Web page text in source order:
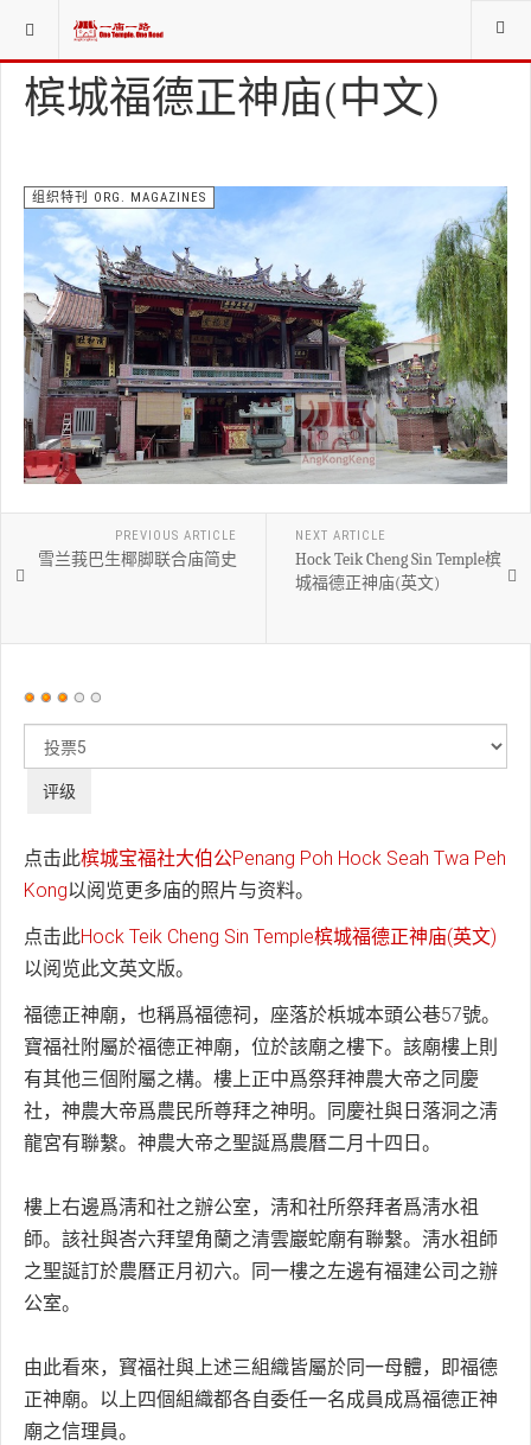
当前位置： 资料库LIBRARIES
槟城福德正神庙(中文)
组织特刊 ORG. MAGAZINES
PREVIOUS ARTICLE
雪兰莪巴生椰脚联合庙简史
NEXT ARTICLE
Hock Teik Cheng Sin Temple槟
城福德正神庙(英文)
用
价：3/
评
点击此槟城宝福社大伯公Penang Poh Hock Seah Twa Peh
Kong以阅览更多庙的照片与资料。
点击此Hock Teik Cheng Sin Temple槟城福德正神庙(英文)
以阅览此文英文版。
福德正神廟，也稱爲福德祠，座落於梹城本頭公巷57號。
寶福社附屬於福德正神廟，位於該廟之樓下。該廟樓上則
有其他三個附屬之構。樓上正中爲祭拜神農大帝之同慶
社，神農大帝爲農民所尊拜之神明。同慶社與日落洞之淸
龍宮有聯繫。神農大帝之聖誕爲農曆二月十四日。
樓上右邊爲淸和社之辦公室，淸和社所祭拜者爲淸水祖
師。該社與峇六拜望角蘭之清雲巖蛇廟有聯繫。淸水祖師
之聖誕訂於農曆正月初六。同一樓之左邊有福建公司之辦
公室。
由此看來，寳福社與上述三組織皆屬於同一母體，即福德
正神廟。以上四個組織都各自委任一名成員成爲福德正神
廟之信理員。